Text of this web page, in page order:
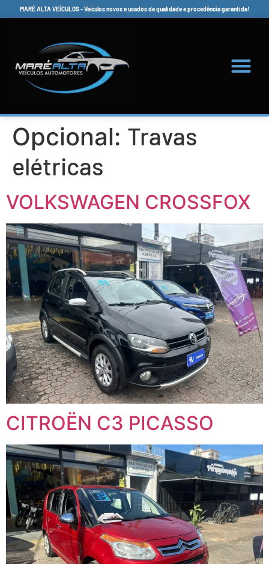
MARÉ ALTA VEÍCULOS - Veículos novos e usados de qualidade e procedência garantida!
Opcional: Travas
elétricas
VOLKSWAGEN CROSSFOX
CITROËN C3 PICASSO